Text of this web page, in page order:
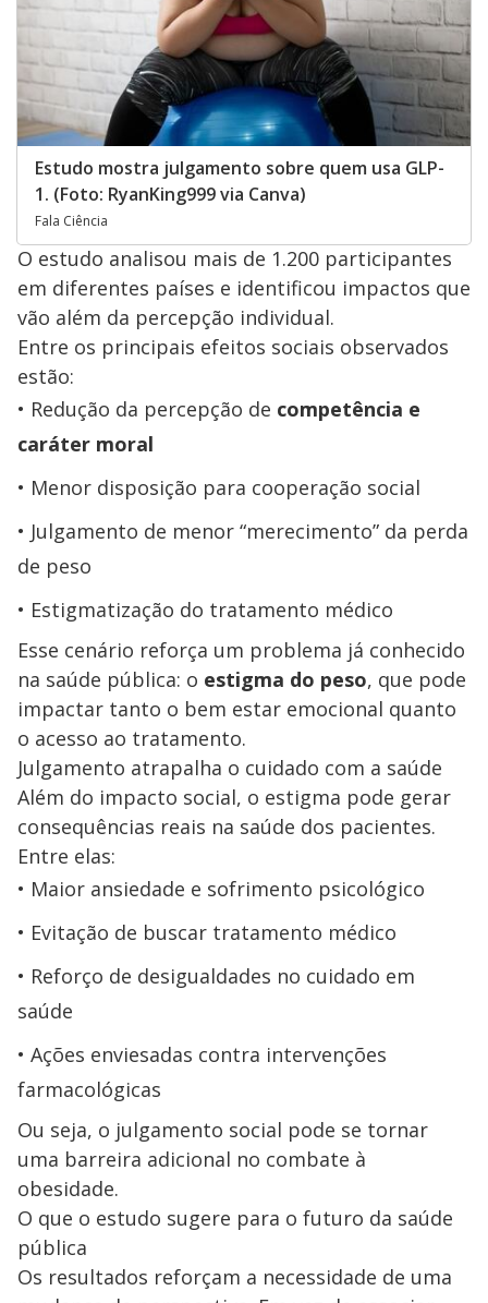
Estudo mostra julgamento sobre quem usa GLP-
1. (Foto: RyanKing999 via Canva)
Fala Ciência
O estudo analisou mais de 1.200 participantes
em diferentes países e identificou impactos que
vão além da percepção individual.
Entre os principais efeitos sociais observados
estão:
Redução da percepção de competência e
caráter moral
Menor disposição para cooperação social
Julgamento de menor “merecimento” da perda
de peso
Estigmatização do tratamento médico
Esse cenário reforça um problema já conhecido
na saúde pública: o estigma do peso, que pode
impactar tanto o bem estar emocional quanto
o acesso ao tratamento.
Julgamento atrapalha o cuidado com a saúde
Além do impacto social, o estigma pode gerar
consequências reais na saúde dos pacientes.
Entre elas:
Maior ansiedade e sofrimento psicológico
Evitação de buscar tratamento médico
Reforço de desigualdades no cuidado em
saúde
Ações enviesadas contra intervenções
farmacológicas
Ou seja, o julgamento social pode se tornar
uma barreira adicional no combate à
obesidade.
O que o estudo sugere para o futuro da saúde
pública
Os resultados reforçam a necessidade de uma